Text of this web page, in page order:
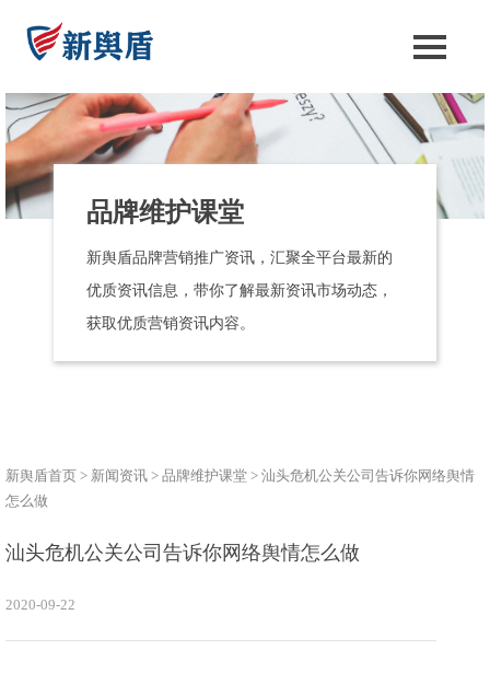
品牌维护课堂
新舆盾品牌营销推广资讯，汇聚全平台最新的
优质资讯信息，带你了解最新资讯市场动态，
获取优质营销资讯内容。
新舆盾首页 > 新闻资讯 > 品牌维护课堂 > 汕头危机公关公司告诉你网络舆情
怎么做
汕头危机公关公司告诉你网络舆情怎么做
2020-09-22